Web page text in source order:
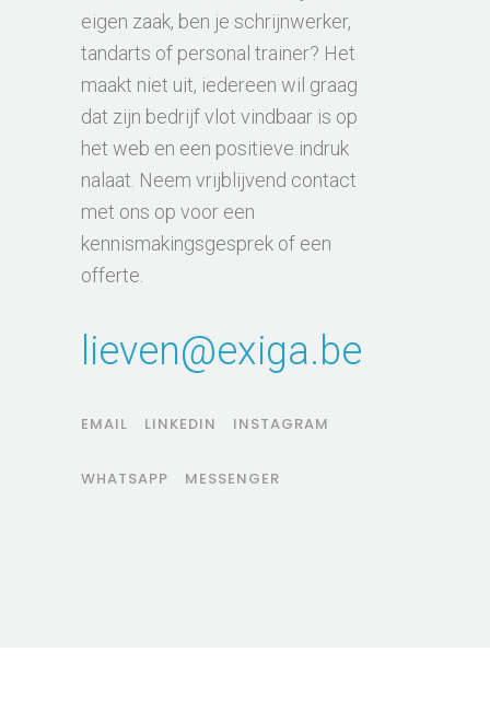
eigen zaak, ben je schrijnwerker,
tandarts of personal trainer? Het
maakt niet uit, iedereen wil graag
dat zijn bedrijf vlot vindbaar is op
het web en een positieve indruk
nalaat. Neem vrijblijvend contact
met ons op voor een
kennismakingsgesprek of een
offerte.
lieven@exiga.be
EMAIL LINKEDIN INSTAGRAM
WHATSAPP MESSENGER